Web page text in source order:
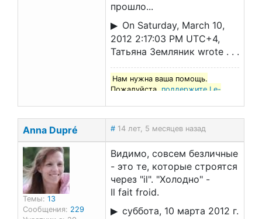
прошло...
On Saturday, March 10,
2012 2:17:03 PM UTC+4,
Татьяна Земляник wrote . . .
Нам нужна ваша помощь.
Пожалуйста,поддержите Le-
Anna Dupré # 14 лет, 5 месяцев назад
Темы: 13
Сообщения: 229
Видимо, совсем безличные
- это те, которые строятся
через "il". "Холодно" -
Il fait froid.
суббота, 10 марта 2012 г.